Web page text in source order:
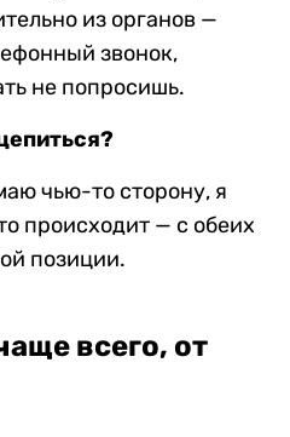
из органов —
звонок,
не попросишь.
чью-то сторону, я
происходит — с обеих
позиции.
всего, от